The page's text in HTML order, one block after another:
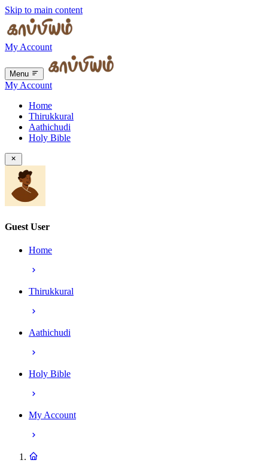
Skip to main content
My Account
Menu
My Account
Home
Thirukkural
Aathichudi
Holy Bible
Guest User
Home
Thirukkural
Aathichudi
Holy Bible
My Account